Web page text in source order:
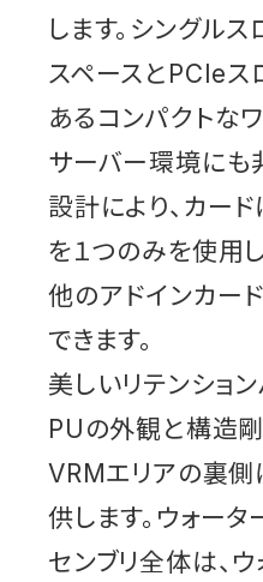
します。シングルス
スペースとPCIeス
あるコンパクトな
サーバー環境にも
設計により、カー
を１つのみを使用
他のアドインカー
できます。
美しいリテンショ
PUの外観と構造
VRMエリアの裏側
供します。ウォー
センブリ全体は、